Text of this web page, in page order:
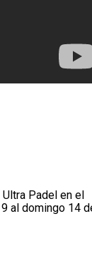
Padel en el
al domingo 14